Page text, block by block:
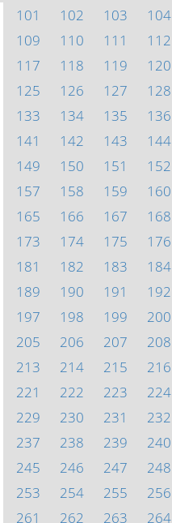
101
102 103 104
109
110 111 112
117
118 119 120
125
126 127 128
133
134 135 136
141
142 143 144
149
150 151 152
157
158 159 160
165
166 167 168
173
174 175 176
181
182 183 184
189
190 191 192
197
198 199 200
205
206 207 208
213
214 215 216
221
222 223 224
229
230 231 232
237
238 239 240
245
246 247 248
253
254 255 256
261
262 263 264